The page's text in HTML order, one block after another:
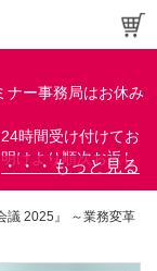
ナー事務局はお休み
時間受け付けてお
けより順次お返し
議 2025』 ～業務変革